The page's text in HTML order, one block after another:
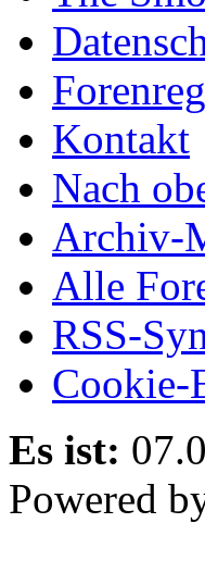
Kontakt
Nach
Archiv-
Alle
RSS-
Cookie-
Es ist:
Powered